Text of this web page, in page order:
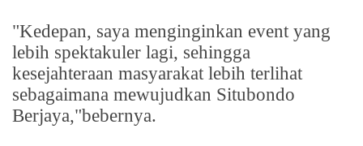
"Kedepan, saya menginginkan event yang
lebih spektakuler lagi, sehingga
kesejahteraan masyarakat lebih terlihat
sebagaimana mewujudkan Situbondo
Berjaya,"bebernya.